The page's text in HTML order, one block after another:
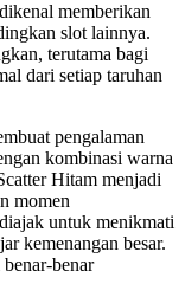
dikenal memberikan
slot lainnya.
terutama bagi
dari setiap taruhan
pengalaman
kombinasi warna
Hitam menjadi
momen
untuk menikmati
kemenangan besar.
benar